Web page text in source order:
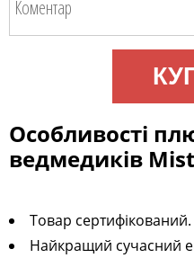
Особливості
ведмедиків
Товар
Найкращий сучасний